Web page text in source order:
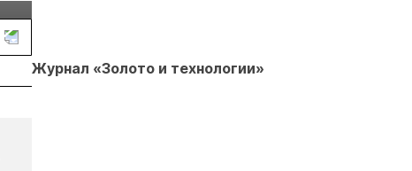
Журнал «Золото и технологии»